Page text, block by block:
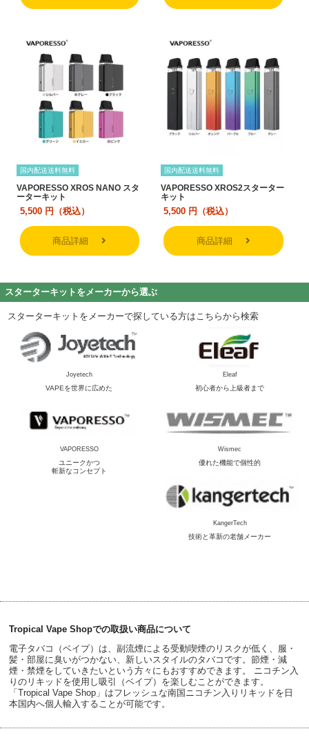
国内配送送料無料
VAPORESSO XROS NANO スタ
ーターキット
5,500 円（税込）
商品詳細
国内配送送料無料
VAPORESSO XROS2スターター
キット
5,500 円（税込）
商品詳細
スターターキットをメーカーから選ぶ
スターターキットをメーカーで探している方はこちらから検索
Joyetech
VAPEを世界に広めた
Eleaf
初心者から上級者まで
VAPORESSO
ユニークかつ
斬新なコンセプト
Wismec
優れた機能で個性的
KangerTech
技術と革新の老舗メーカー
Tropical Vape Shopでの取扱い商品について
電子タバコ（ベイプ）は、副流煙による受動喫煙のリスクが低く、服・
髪・部屋に臭いがつかない、新しいスタイルのタバコです。節煙・減
煙・禁煙をしていきたいという方々にもおすすめできます。 ニコチン入
りのリキッドを使用し吸引（ベイプ）を楽しむことができます。
「Tropical Vape Shop」はフレッシュな南国ニコチン入りリキッドを日
本国内へ個人輸入することが可能です。